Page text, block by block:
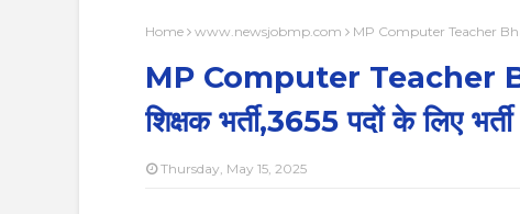
Home www.newsjobmp.com MP Computer Teacher Bharti
MP Computer Teacher
शिक्षक भर्ती,3655 पदों के लिए
Thursday, May 15, 2025